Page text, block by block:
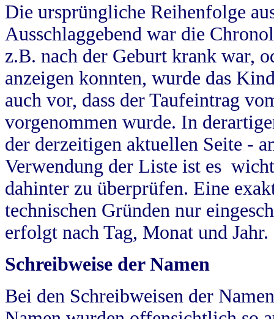
Die ursprüngliche Reihenfolge
Ausschlaggebend war die
z.B. nach der Geburt krank war,
anzeigen konnten, wurde das
auch vor, dass der Taufeintrag
vorgenommen wurde. In
der derzeitigen aktuellen Seite -
Verwendung der Liste ist es
dahinter zu überprüfen. Eine
technischen Gründen nur
erfolgt nach Tag, Monat und Jahr.
Schreibweise der Namen
Bei den Schreibweisen der